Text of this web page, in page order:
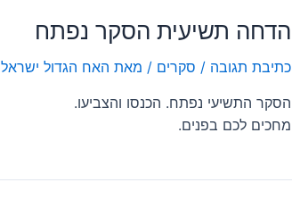
הדחה תשיעית הסקר נפתח
כתיבת תגובה / סקרים / מאת האח הגדול ישראל
הסקר התשיעי נפתח. הכנסו והצביעו.
מחכים לכם בפנים.